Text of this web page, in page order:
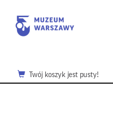
Twój koszyk jest pusty!